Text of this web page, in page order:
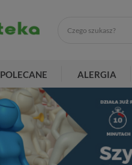
POLECANE ALERGIA